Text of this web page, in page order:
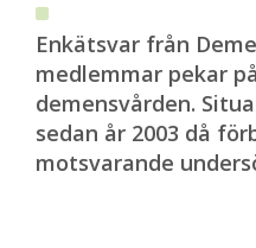
Enkätsvar från
medlemmar pekar
demensvården.
sedan år 2003 då
motsvarande